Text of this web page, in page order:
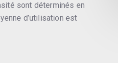
sont déterminés en
d’utilisation est